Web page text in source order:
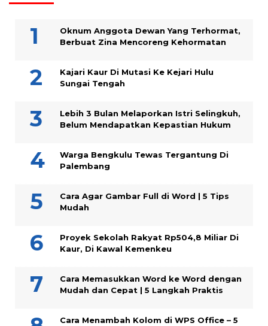
Oknum Anggota Dewan Yang Terhormat,
Berbuat Zina Mencoreng Kehormatan
Kajari Kaur Di Mutasi Ke Kejari Hulu
Sungai Tengah
Lebih 3 Bulan Melaporkan Istri Selingkuh,
Belum Mendapatkan Kepastian Hukum
Warga Bengkulu Tewas Tergantung Di
Palembang
Cara Agar Gambar Full di Word | 5 Tips
Mudah
Proyek Sekolah Rakyat Rp504,8 Miliar Di
Kaur, Di Kawal Kemenkeu
Cara Memasukkan Word ke Word dengan
Mudah dan Cepat | 5 Langkah Praktis
Cara Menambah Kolom di WPS Office – 5